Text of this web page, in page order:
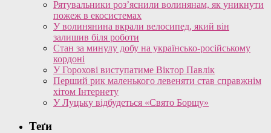
Рятувальники роз’яснили волинянам, як уникнути
пожеж в екосистемах
У волинянина вкрали велосипед, який він
залишив біля роботи
Стан за минулу добу на українсько-російському
кордоні
У Горохові виступатиме Віктор Павлік
Перший рик маленького левеняти став справжнім
хітом Інтернету
У Луцьку відбудеться «Свято Борщу»
Теґи